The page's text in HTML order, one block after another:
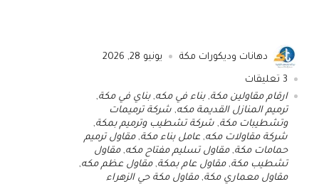
دهانات وديكورات مكة يونيو 28, 2026
3 تعليقات
ارقام مقاولين مكة,بناء في مكه,بناي في مكة,
ترميم المنازل القديمة مكه, شركة ترميمات
وتشطيبات مكة, شركة تشطيب وترميم بمكة,
شركة مقاولات مكه, عامل بناء مكة,مقاول ترميم
حمامات مكة,مقاول تسليم مفتاح مكه,مقاول
تشطيب مكة,مقاول عام بمكة,مقاول عظم مكه,
مقاول معماري مكة,مقاول مكة حي الزهراء